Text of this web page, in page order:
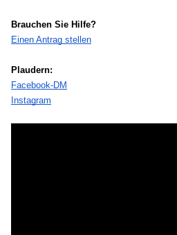
Brauchen Sie Hilfe?
Einen Antrag stellen
Plaudern:
Facebook-DM
Instagram